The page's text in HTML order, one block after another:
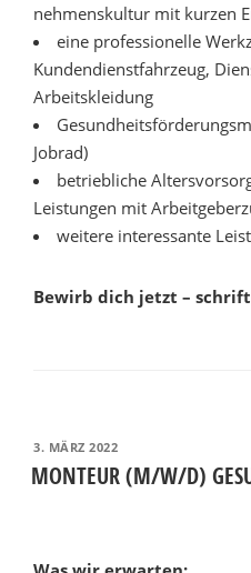
nehmens­kultur mit kurzen
eine profes­sionelle
Kundendienstfahrzeug,
Arbeitskleidung
Jobrad)
betrieb­liche
Leistungen mit
weitere inte­ressante
Bewirb dich jetzt –
VERÖFFENTLICHT
AM
3. MÄRZ 2022
MONTEUR (M/W/D)